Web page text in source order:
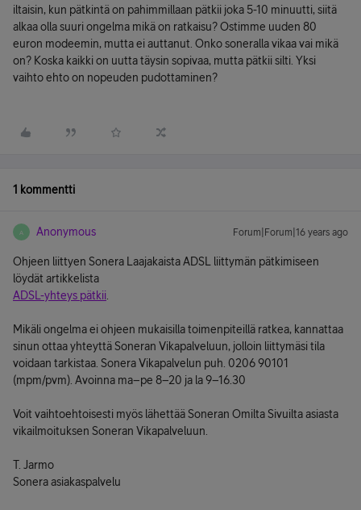
iltaisin, kun pätkintä on pahimmillaan pätkii joka 5-10 minuutti, siitä
alkaa olla suuri ongelma mikä on ratkaisu? Ostimme uuden 80
euron modeemin, mutta ei auttanut. Onko soneralla vikaa vai mikä
on? Koska kaikki on uutta täysin sopivaa, mutta pätkii silti. Yksi
vaihto ehto on nopeuden pudottaminen?
1 kommentti
A Anonymous Forum|Forum|16 years ago
Ohjeen liittyen Sonera Laajakaista ADSL liittymän pätkimiseen
löydät artikkelista
ADSL-yhteys pätkii
Mikäli ongelma ei ohjeen mukaisilla toimenpiteillä ratkea, kannattaa
sinun ottaa yhteyttä Soneran Vikapalveluun, jolloin liittymäsi tila
voidaan tarkistaa. Sonera Vikapalvelun puh. 0206 90101
(mpm/pvm). Avoinna ma–pe 8–20 ja la 9–16.30
Voit vaihtoehtoisesti myös lähettää Soneran Omilta Sivuilta asiasta
vikailmoituksen Soneran Vikapalveluun.
T. Jarmo
Sonera asiakaspalvelu